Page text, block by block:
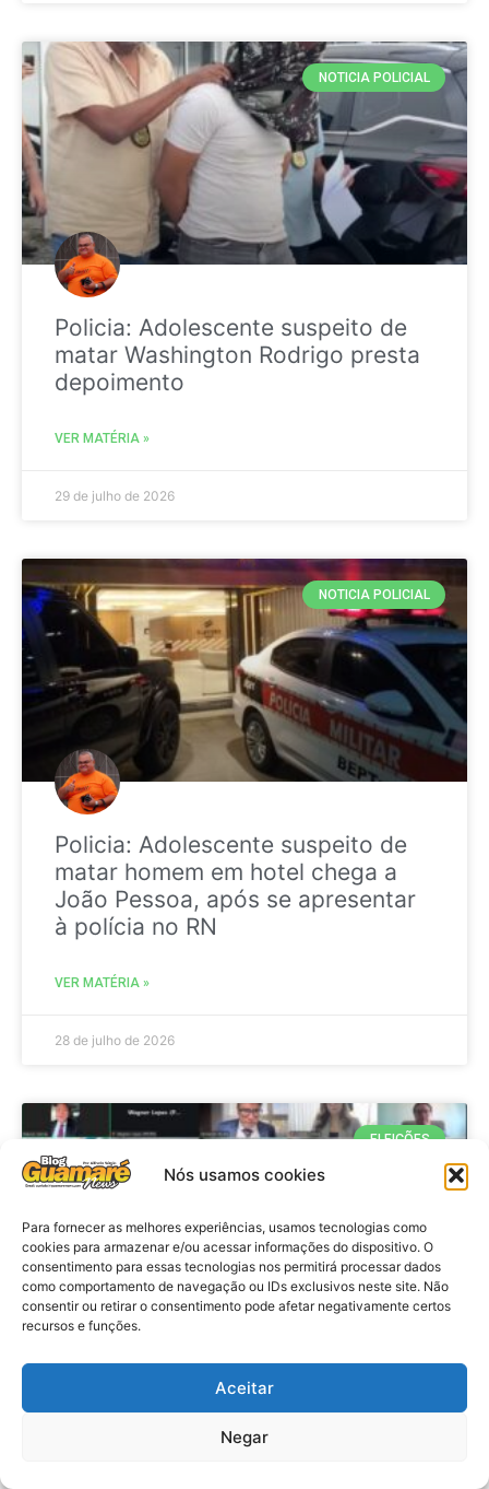
Nós usamos cookies
Para fornecer as melhores experiências, usamos tecnologias como
cookies para armazenar e/ou acessar informações do dispositivo. O
consentimento para essas tecnologias nos permitirá processar dados
como comportamento de navegação ou IDs exclusivos neste site. Não
consentir ou retirar o consentimento pode afetar negativamente certos
recursos e funções.
Aceitar
Negar
NOTICIA POLICIAL
Policia: Adolescente suspeito de
matar Washington Rodrigo presta
depoimento
VER MATÉRIA »
29 de julho de 2026
NOTICIA POLICIAL
Policia: Adolescente suspeito de
matar homem em hotel chega a
João Pessoa, após se apresentar
à polícia no RN
VER MATÉRIA »
28 de julho de 2026
ELEIÇÕES
Eleições 2026: procuradores e
promotores eleitorais realizam
reunião de alinhamento no RN